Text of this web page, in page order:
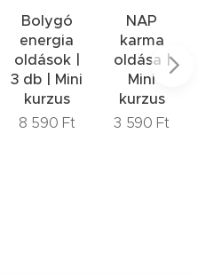
Bolygó
energia
oldások |
3 db | Mini
kurzus
8 590 Ft
NAP
karma
oldása |
Mini
kurzus
3 590 Ft